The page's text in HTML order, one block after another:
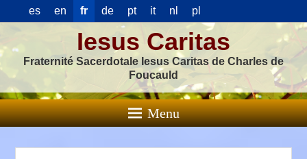
es en fr de pt it nl pl
Iesus Caritas
Fraternité Sacerdotale Iesus Caritas de Charles de
Foucauld
Menu